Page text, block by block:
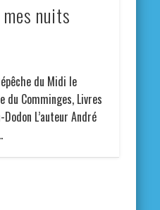
nuits
du Midi le
du Comminges, Livres
L’auteur André